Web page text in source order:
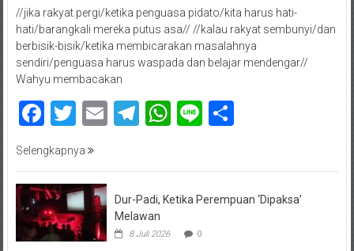
//jika rakyat pergi/ketika penguasa pidato/kita harus hati-
hati/barangkali mereka putus asa// //kalau rakyat sembunyi/dan
berbisik-bisik/ketika membicarakan masalahnya
sendiri/penguasa harus waspada dan belajar mendengar//
Wahyu membacakan
Facebook
Twitter
EmailTelegram
WhatsApp
LineShare
Selengkapnya
Dur-Padi, Ketika Perempuan ‘Dipaksa’
Melawan
8 Juli 2026 0